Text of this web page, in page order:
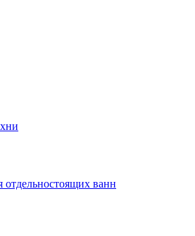
отдельностоящих ванн